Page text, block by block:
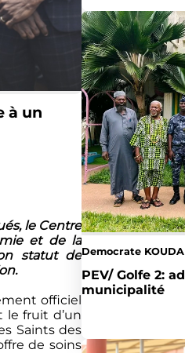
à un
le Centre
et de la
statut de
officiel
le fruit d’un
Saints des
de soins
Democrate
PEV/ Golfe 2: adhésion des forces vives de la
municipalité